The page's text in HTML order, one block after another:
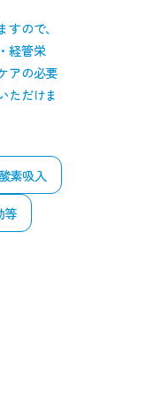
ので、
経管栄
アの必要
ただけま
素吸入
等